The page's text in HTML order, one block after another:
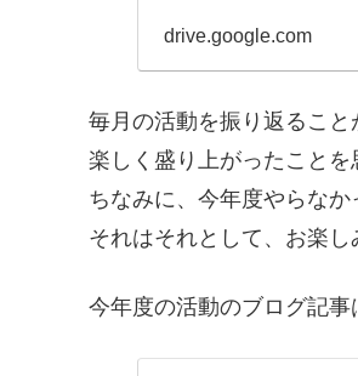
drive.google.com
毎月の活動を振り返ること
楽しく盛り上がったことを
ちなみに、今年度やらなか
それはそれとして、お楽し
今年度の活動のブログ記事